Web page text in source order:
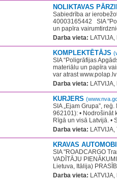
NOLIKTAVAS
Sabiedrība ar
40003165442 ​ ​ SIA
un papīra
Darba vieta:
KOMPLEKTĒTĀJS
SIA “Poligrāfijas
materiālu un papīra
var atrast
Darba vieta:
KURJERS
SIA „Ejam Grupa”,
962101): • Nodrošināt
Rīgā un visā Latvijā. •
Darba vieta:
KRAVAS
SIA "ROADCARGO
VADĪTĀJU
Lietuva, Itālija)
Darba vieta: